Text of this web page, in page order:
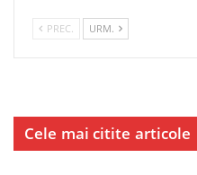
PREC. URM.
Cele mai citite articole